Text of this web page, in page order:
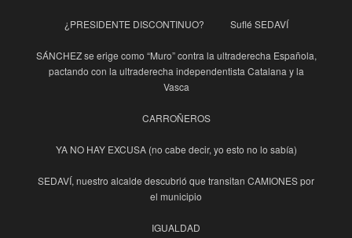
¿PRESIDENTE DISCONTINUO? Suflé SEDAVÍ
SÁNCHEZ se erige como “Muro” contra la ultraderecha Española,
pactando con la ultraderecha independentista Catalana y la
Vasca
CARROÑEROS
YA NO HAY EXCUSA (no cabe decir, yo esto no lo sabía)
SEDAVÍ, nuestro alcalde descubrió que transitan CAMIONES por
el municipio
IGUALDAD